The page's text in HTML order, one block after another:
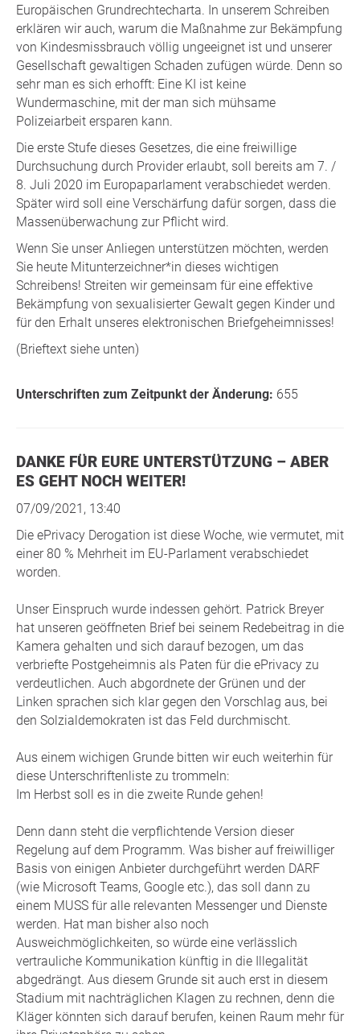
Europäischen Grundrechtecharta. In unserem Schreiben
erklären wir auch, warum die Maßnahme zur Bekämpfung
von Kindesmissbrauch völlig ungeeignet ist und unserer
Gesellschaft gewaltigen Schaden zufügen würde. Denn so
sehr man es sich erhofft: Eine KI ist keine
Wundermaschine, mit der man sich mühsame
Polizeiarbeit ersparen kann.
Die erste Stufe dieses Gesetzes, die eine freiwillige
Durchsuchung durch Provider erlaubt, soll bereits am 7. /
8. Juli 2020 im Europaparlament verabschiedet werden.
Später wird soll eine Verschärfung dafür sorgen, dass die
Massenüberwachung zur Pflicht wird.
Wenn Sie unser Anliegen unterstützen möchten, werden
Sie heute Mitunterzeichner*in dieses wichtigen
Schreibens! Streiten wir gemeinsam für eine effektive
Bekämpfung von sexualisierter Gewalt gegen Kinder und
für den Erhalt unseres elektronischen Briefgeheimnisses!
(Brieftext siehe unten)
Unterschriften zum Zeitpunkt der Änderung: 655
DANKE FÜR EURE UNTERSTÜTZUNG – ABER
ES GEHT NOCH WEITER!
07/09/2021, 13:40
Die ePrivacy Derogation ist diese Woche, wie vermutet, mit
einer 80 % Mehrheit im EU-Parlament verabschiedet
worden.
Unser Einspruch wurde indessen gehört. Patrick Breyer
hat unseren geöffneten Brief bei seinem Redebeitrag in die
Kamera gehalten und sich darauf bezogen, um das
verbriefte Postgeheimnis als Paten für die ePrivacy zu
verdeutlichen. Auch abgordnete der Grünen und der
Linken sprachen sich klar gegen den Vorschlag aus, bei
den Solzialdemokraten ist das Feld durchmischt.
Aus einem wichigen Grunde bitten wir euch weiterhin für
diese Unterschriftenliste zu trommeln:
Im Herbst soll es in die zweite Runde gehen!
Denn dann steht die verpflichtende Version dieser
Regelung auf dem Programm. Was bisher auf freiwilliger
Basis von einigen Anbieter durchgeführt werden DARF
(wie Microsoft Teams, Google etc.), das soll dann zu
einem MUSS für alle relevanten Messenger und Dienste
werden. Hat man bisher also noch
Ausweichmöglichkeiten, so würde eine verlässlich
vertrauliche Kommunikation künftig in die Illegalität
abgedrängt. Aus diesem Grunde sit auch erst in diesem
Stadium mit nachträglichen Klagen zu rechnen, denn die
Kläger könnten sich darauf berufen, keinen Raum mehr für